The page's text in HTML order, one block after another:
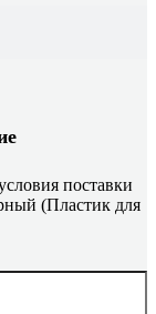
поставки
(Пластик для